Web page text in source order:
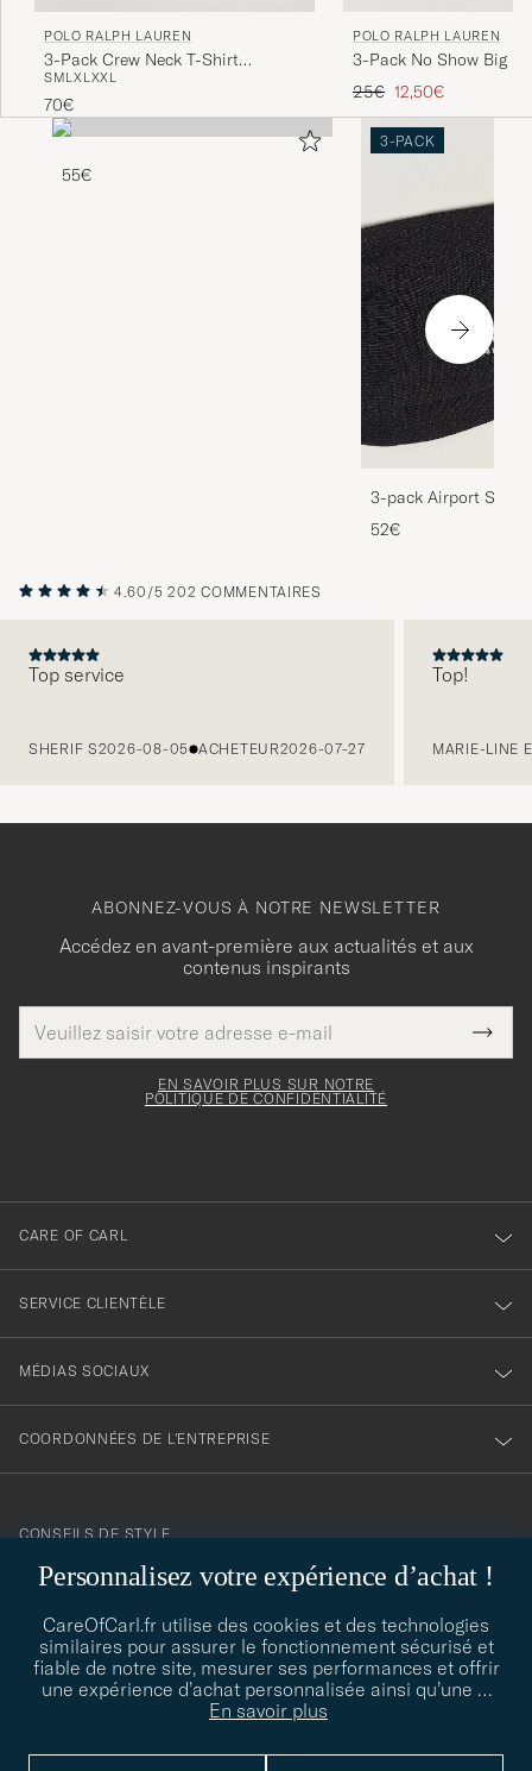
POLO RALPH LAUREN
3-Pack Crew Neck T-Shirt
Navy/Light Navy/Elite Blue
SMLXLXXL
70€
POLO RALPH LAUREN
3-Pack No Show Big
Socks White
Prix ordinaire
25€ Prix réduit
12,50€
55€
3-PACK
3-pack Airport
Melange
52€
4.60/5 202 COMMENTAIRES
Top service
SHERIF S2026-08-05 ACHETEUR2026-07-27
Top!
MARIE-LINE
Personnalisez votre expérience d’achat !
CareOfCarl.fr utilise des cookies et des technologies
similaires pour assurer le fonctionnement sécurisé et
fiable de notre site, mesurer ses performances et offrir
une expérience d’achat personnalisée ainsi qu’une …
En savoir plus
ABONNEZ-VOUS À NOTRE NEWSLETTER
Accédez en avant-première aux actualités et aux
contenus inspirants
de
courrier
Merci
pour
EN SAVOIR PLUS SUR NOTRE
POLITIQUE DE CONFIDENTIALITÉ
CARE OF CARL
SERVICE CLIENTÈLE
MÉDIAS SOCIAUX
COORDONNÉES DE L'ENTREPRISE
CONSEILS DE STYLE
Besoin d'aide pour trouver votre style ? Laissez-nous vous guider,
CONSEILS DE STYLE
© Care of Carl 2026